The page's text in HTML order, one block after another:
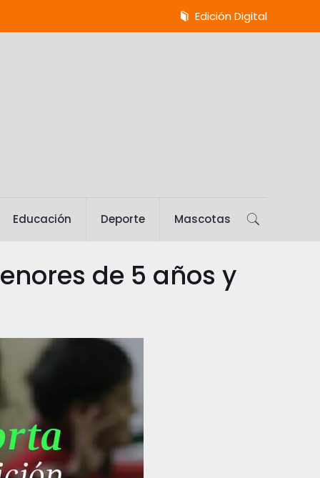
Edición Digital
Educación Deporte Mascotas
de 5 años y